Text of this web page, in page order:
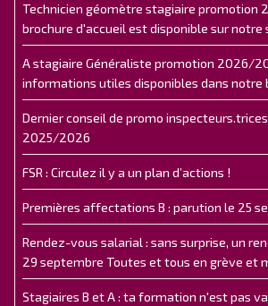
Technicien géomètre stagiaire promotion
brochure d'accueil est disponible sur notre
A stagiaire Généraliste promotion 2026/
informations utiles disponibles dans notre
Dernier conseil de promo
2025/2026
FSR : Circulez il y a un plan d’actions !
Premières affectations B : parution le 25
Rendez-vous salarial : sans surprise, un
29 septembre Toutes et tous en grève et
Stagiaires B et A : ta formation n'est pas